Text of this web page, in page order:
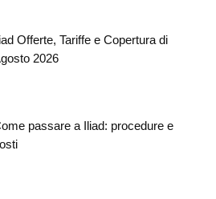
Offerte, Tariffe e Copertura di
2026
passare a Iliad: procedure e